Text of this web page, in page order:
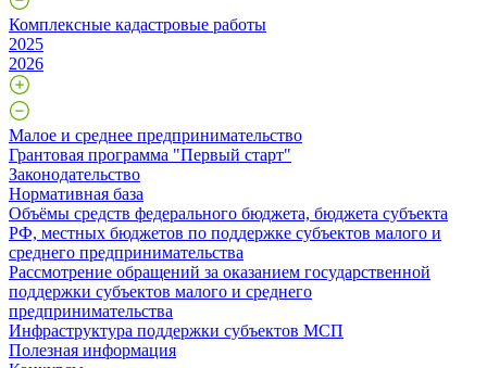
Комплексные кадастровые работы
2025
2026
Малое и среднее предпринимательство
Грантовая программа "Первый старт"
Законодательство
Нормативная база
Объёмы средств федерального бюджета, бюджета субъекта
РФ, местных бюджетов по поддержке субъектов малого и
среднего предпринимательства
Рассмотрение обращений за оказанием государственной
поддержки субъектов малого и среднего
предпринимательства
Инфраструктура поддержки субъектов МСП
Полезная информация